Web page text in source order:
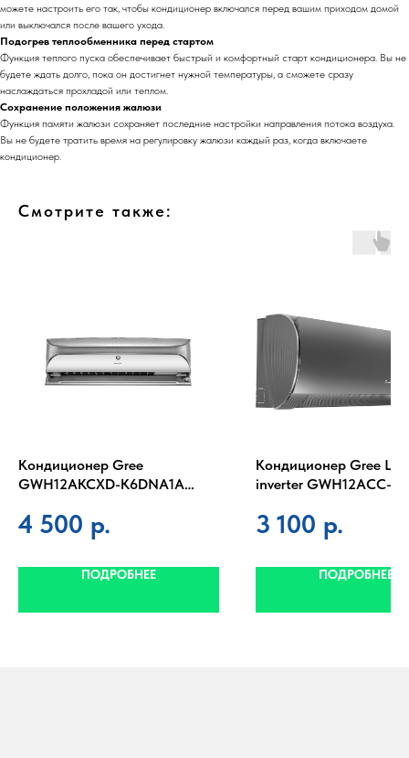
можете настроить его так, чтобы кондиционер включался перед вашим приходом домой
или выключался после вашего ухода.
Подогрев теплообменника перед стартом
Функция теплого пуска обеспечивает быстрый и комфортный старт кондиционера. Вы не
будете ждать долго, пока он достигнет нужной температуры, а сможете сразу
наслаждаться прохладой или теплом.
Сохранение положения жалюзи
Функция памяти жалюзи сохраняет последние настройки направления потока воздуха.
Вы не будете тратить время на регулировку жалюзи каждый раз, когда включаете
кондиционер.
Смотрите также:
Кондиционер Gree
GWH12AKCXD-K6DNA1A
4 500 р.
ПОДРОБНЕЕ
Кондиционер Gree Lyra
inverter GWH12ACC-
3 100 р.
ПОДРОБНЕЕ